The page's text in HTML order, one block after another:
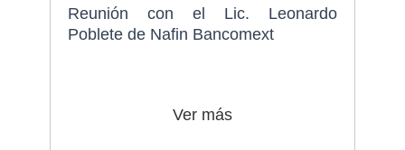
Reunión con el Lic. Leonardo
Poblete de Nafin Bancomext
Ver más